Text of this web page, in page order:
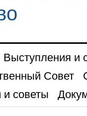
Выступления и
Совет
и советы